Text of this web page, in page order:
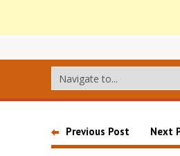
Previous Post Next